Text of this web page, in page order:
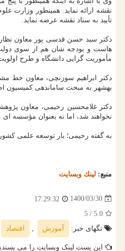
تأیید به ستاد نقشه عرضه نماید.
دکتر سید حسن قدسی پور معاون
هاست و بودجه شان هم از سوی دولت
مأموریت گرایی دانشگاه و طرح
دکتر ابراهیم سوزنچی، معاون خط
بهشهر به مبحث ساماندهی کمیسیون
دکتر غلامحسین رحیمی، معاون
نخواهند شد، اما نه بعنوان مؤسسه
به گفته رحیمی؛ بار توسعه علمی
منبع: لینك وبسایت
1400/03/30
17:29:32
5.0
/ 5
تگهای خبر:
آموزش , اقتصاد
این پست لینک وبسایت را می